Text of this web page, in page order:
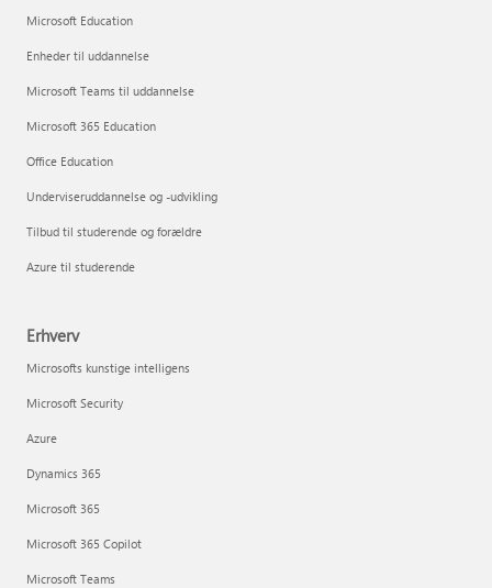
Microsoft Education
Enheder til uddannelse
Microsoft Teams til uddannelse
Microsoft 365 Education
Office Education
Underviseruddannelse og -udvikling
Tilbud til studerende og forældre
Azure til studerende
Erhverv
Microsofts kunstige intelligens
Microsoft Security
Azure
Dynamics 365
Microsoft 365
Microsoft 365 Copilot
Microsoft Teams